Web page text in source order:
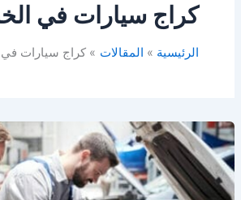
كراج سيارات في
الرئيسية المقالات كراج سيارات في
أفضل
ورشة
سيارات
في